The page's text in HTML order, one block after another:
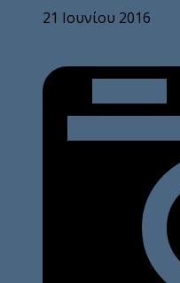
21 Ιουνίου 2016